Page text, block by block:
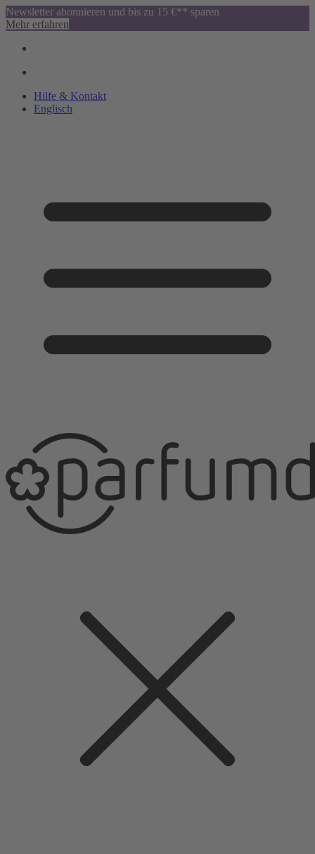
Newsletter abonnieren und bis zu 15 €** sparen
Mehr erfahren
Hilfe & Kontakt
Englisch